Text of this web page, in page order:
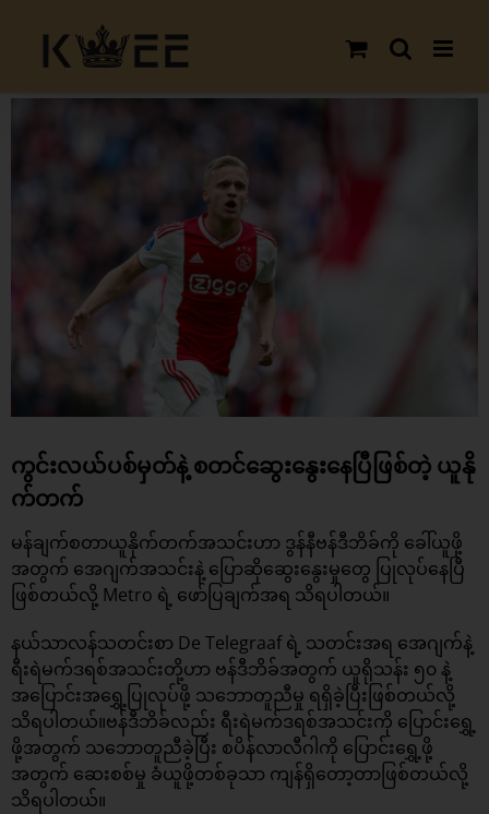
content
ကွင်းလယ်ပစ်မှတ်နဲ့ စတင်ဆွေးနွေးနေပြီဖြစ်တဲ့ ယူနို
က်တက်
မန်ချက်စတာယူနိုက်တက်အသင်းဟာ ဒွန်နီဗန်ဒီဘိခ်ကို ခေါ်ယူဖို့
အတွက် အေဂျက်အသင်းနဲ့ ပြောဆိုဆွေးနွေးမှုတွေ ပြုလုပ်နေပြီ
ဖြစ်တယ်လို့ Metro ရဲ့ ဖော်ပြချက်အရ သိရပါတယ်။
နယ်သာလန်သတင်းစာ De Telegraaf ရဲ့ သတင်းအရ အေဂျက်နဲ့
ရီးရဲမက်ဒရစ်အသင်းတို့ဟာ ဗန်ဒီဘိခ်အတွက် ယူရိုသန်း ၅၀ နဲ့
အပြောင်းအရွှေ့ပြုလုပ်ဖို့ သဘောတူညီမှု ရရှိခဲ့ပြီးဖြစ်တယ်လို့
သိရပါတယ်။ဗန်ဒီဘိခ်လည်း ရီးရဲမက်ဒရစ်အသင်းကို ပြောင်းရွှေ့
ဖို့အတွက် သဘောတူညီခဲ့ပြီး စပိန်လာလီဂါကို ပြောင်းရွှေ့ဖို့
အတွက် ဆေးစစ်မှု ခံယူဖို့တစ်ခုသာ ကျန်ရှိတော့တာဖြစ်တယ်လို့
သိရပါတယ်။